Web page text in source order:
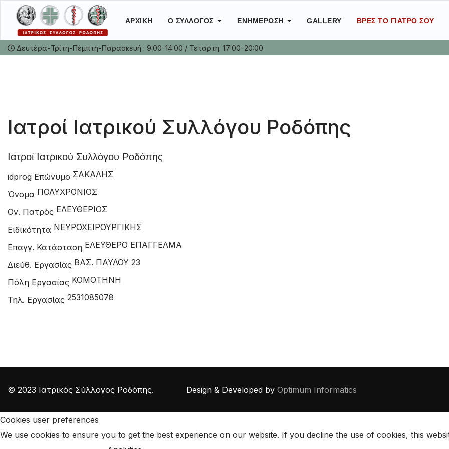
ΑΡΧΙΚΉ Ο ΣΎΛΛΟΓΟΣ ΕΝΗΜΈΡΩΣΗ GALLERY ΒΡΕΣ ΤΟ ΓΙΑΤΡΌ ΣΟΥ
Δευτέρα-Τρίτη-Πέμπτη-Παρασκευή : 9:00-14:00 / Τεταρτη: 17:00-20:00
Ιατροί Ιατρικού Συλλόγου Ροδόπης
Ιατροί Ιατρικού Συλλόγου Ροδόπης
idprog Επώνυμο ΣΑΚΑΛΗΣ
Όνομα ΠΟΛΥΧΡΟΝΙΟΣ
Ον. Πατρός ΕΛΕΥΘΕΡΙΟΣ
Ειδικότητα ΝΕΥΡΟΧΕΙΡΟΥΡΓΙΚΗΣ
Επαγγ. Κατάσταση ΕΛΕΥΘΕΡΟ ΕΠΑΓΓΕΛΜΑ
Διεύθ. Εργασίας ΒΑΣ. ΠΑΥΛΟΥ 23
Πόλη Εργασίας ΚΟΜΟΤΗΝΗ
Τηλ. Εργασίας 2531085078
© 2023 Ιατρικός Σύλλογος Ροδόπης. Design & Developed by Optimum Informatics
Cookies user preferences
We use cookies to ensure you to get the best experience on our website. If you decline the use of cookies, this